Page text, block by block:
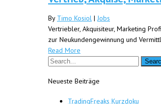
By Timo Kosiol | Jobs
Vertriebler, Akquisiteur, Marketing
zur Neukundengewinnung und
Read More
Neueste Beiträge
TradingFreaks Kurzdoku